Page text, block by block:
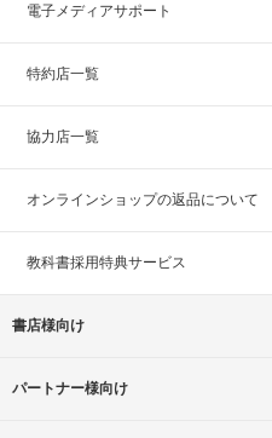
電子メディアサポート
特約店一覧
協力店一覧
オンラインショップの返品について
教科書採用特典サービス
書店様向け
パートナー様向け